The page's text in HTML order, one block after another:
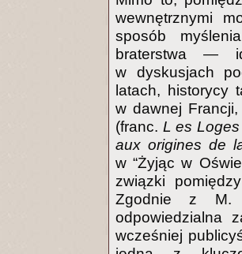
wewnętrznymi
sposób
braterstwa —
w dyskusjach
latach, historycy
w dawnej Francji,
(franc. L es Loges
aux origines de
w “Żyjąc w
związki
Zgodnie z M.
odpowiedzialna
wcześniej